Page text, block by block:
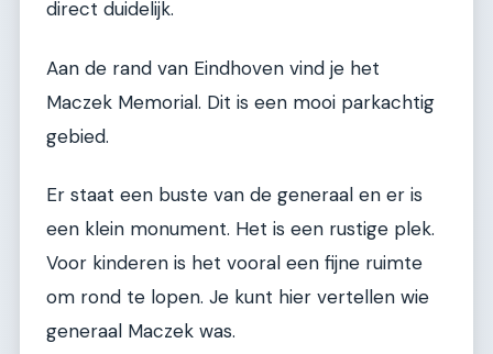
direct duidelijk.
Aan de rand van Eindhoven vind je het
Maczek Memorial. Dit is een mooi parkachtig
gebied.
Er staat een buste van de generaal en er is
een klein monument. Het is een rustige plek.
Voor kinderen is het vooral een fijne ruimte
om rond te lopen. Je kunt hier vertellen wie
generaal Maczek was.